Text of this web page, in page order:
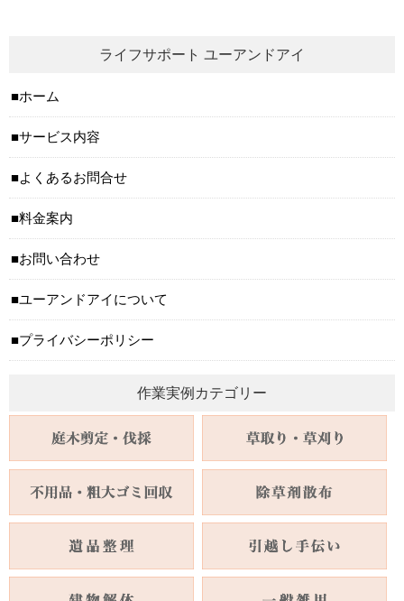
ライフサポート ユーアンドアイ
ホーム
サービス内容
よくあるお問合せ
料金案内
お問い合わせ
ユーアンドアイについて
プライバシーポリシー
作業実例カテゴリー